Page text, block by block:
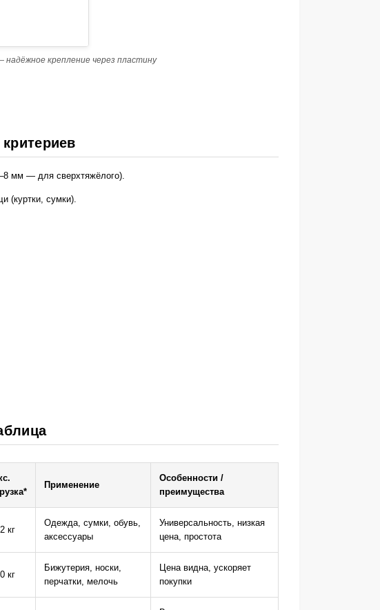
крепление через пластину
мм — для сверхтяжёлого).
(куртки, сумки).
Применение
Особенности /
преимущества
кг
Одежда, сумки, обувь,
аксессуары
Универсальность, низкая
цена, простота
кг
Бижутерия, носки,
перчатки, мелочь
Цена видна, ускоряет
покупки